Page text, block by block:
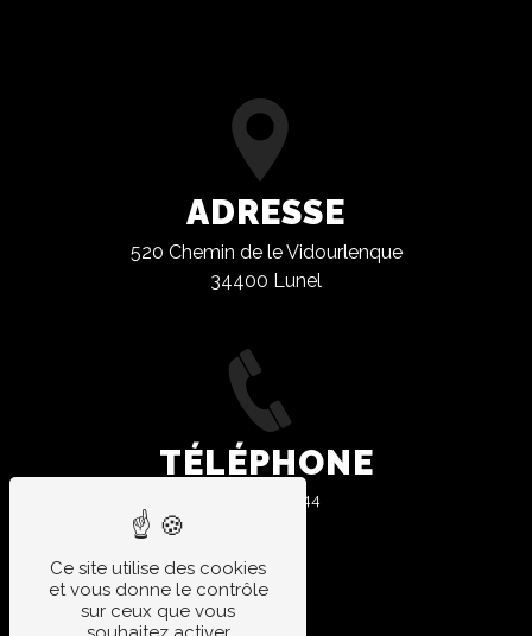
ADRESSE
520 Chemin de le Vidourlenque
34400 Lunel
TÉLÉPHONE
04 67 83 10 44
Ce site utilise des cookies
et vous donne le contrôle
sur ceux que vous